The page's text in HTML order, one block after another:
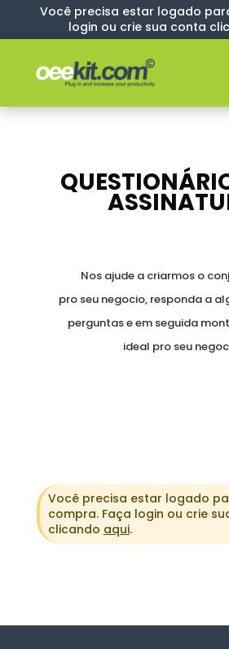
Você precisa estar logado
login ou crie sua conta
Nos ajude a criarmos o
pro seu negocio, responda a
perguntas e em seguida
ideal pro seu
Você precisa estar logado
compra. Faça login ou crie
clicando aqui.